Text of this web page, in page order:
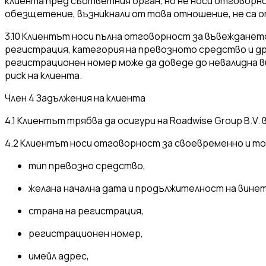
обезщетение, възникнали от това отношение, не са
3.10 Клиентът носи пълна отговорност за
регистрация, категория на превозното средство и
регистрационен номер може да доведе до невалидна
риск на клиента.
Член 4 Задължения на клиента
4.1 Клиентът трябва да осигури на Roadwise Group
4.2 Клиентът носи отговорност за своевременно и
тип превозно средство,
желана начална дата и продължителност на
страна на регистрация,
регистрационен номер,
имейл адрес,